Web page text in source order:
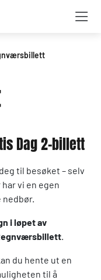
Dag 2-billett
til besøket – selv
vi en egen
nedbør.
i løpet av
.
du hente ut en
til å